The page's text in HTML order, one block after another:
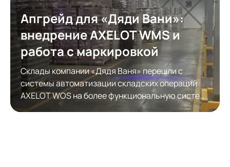
Апгрейд для «Дяди Вани»:
внедрение AXELOT WMS и
работа с маркировкой
Склады компании «Дядя Ваня» перешли с
системы автоматизации складских операций
AXELOT WOS на более функциональную систему
автоматизации складской логистики AXELOT